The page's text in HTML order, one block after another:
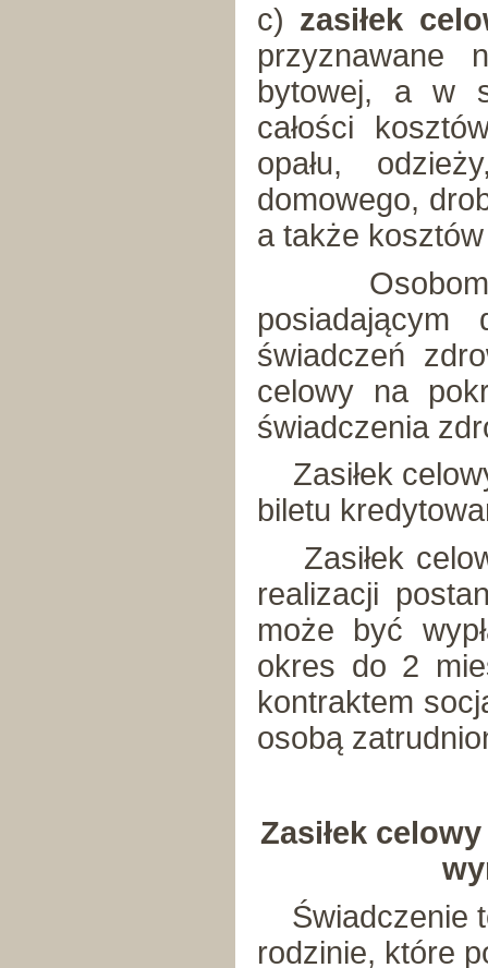
c) zasiłek
przyznawane
bytowej, a w
całości
opału,
domowego,
a także
Osobom
posiadającym
świadczeń
celowy na
świadczenia
Zasiłek
biletu
Zasiłek
realizacji
może być
okres do 2
kontraktem
osobą
Zasiłek
Świadczenie
rodzinie, które